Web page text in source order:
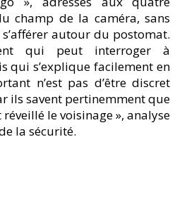
champ de la caméra, sans
autour du postomat.
qui peut interroger à
qui s’explique facilement en
n’est pas d’être discret
ils savent pertinemment que
le voisinage », analyse
la sécurité.